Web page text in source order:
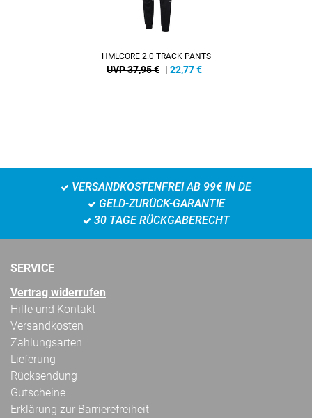
HMLCORE 2.0 TRACK PANTS
UVP 37,95 € | 22,77€
VERSANDKOSTENFREI AB 99€ IN DE
GELD-ZURÜCK-GARANTIE
30 TAGE RÜCKGABERECHT
SERVICE
Vertrag widerrufen
Hilfe und Kontakt
Versandkosten
Zahlungsarten
Lieferung
Rücksendung
Gutscheine
Erklärung zur Barrierefreiheit